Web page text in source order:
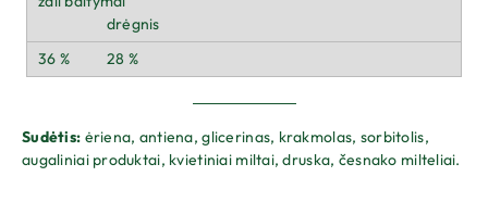
drėgnis
28 %
Sudėtis: ėriena, antiena, glicerinas, krakmolas, sorbitolis,
augaliniai produktai, kvietiniai miltai, druska, česnako milteliai.